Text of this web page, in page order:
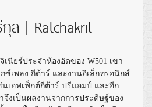
ล | Ratchakrit
นียร์ประจำห้องอัดของ W501 เขา
ซ์เพลง กีต้าร์ และงานอิเล็กทรอนิกส์
เอฟเฟ็กต์กีต้าร์ ปรีแอมป์ และอีก
งเป็นผลงานจากการประดิษฐ์ของ